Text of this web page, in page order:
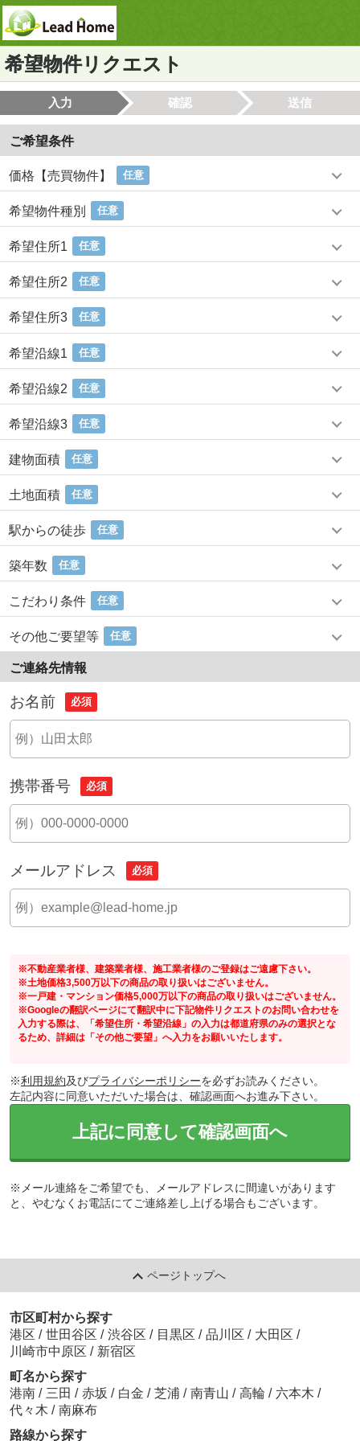
希望物件リクエスト
入力 確認 送信
ご希望条件
価格【売買物件】 任意
希望物件種別 任意
希望住所1 任意
希望住所2 任意
希望住所3 任意
希望沿線1 任意
希望沿線2 任意
希望沿線3 任意
建物面積 任意
土地面積 任意
駅からの徒歩 任意
築年数 任意
こだわり条件 任意
その他ご要望等 任意
ご連絡先情報
お名前 必須
携帯番号 必須
メールアドレス 必須
※不動産業者様、建築業者様、施工業者様のご登録はご遠慮下さい。
※土地価格3,500万以下の商品の取り扱いはございません。
※一戸建・マンション価格5,000万以下の商品の取り扱いはございません。
※Googleの翻訳ページにて翻訳中に下記物件リクエストのお問い合わせを
入力する際は、「希望住所・希望沿線」の入力は都道府県のみの選択とな
るため、詳細は「その他ご要望」へ入力をお願いいたします。
※利用規約及びプライバシーポリシーを必ずお読みください。
左記内容に同意いただいた場合は、確認画面へお進み下さい。
上記に同意して確認画面へ
※メール連絡をご希望でも、メールアドレスに間違いがあります
と、やむなくお電話にてご連絡差し上げる場合もございます。
ページトップへ
市区町村から探す
港区 / 世田谷区 / 渋谷区 / 目黒区 / 品川区 / 大田区 /
川崎市中原区 / 新宿区
町名から探す
港南 / 三田 / 赤坂 / 白金 / 芝浦 / 南青山 / 高輪 / 六本木 /
代々木 / 南麻布
路線から探す